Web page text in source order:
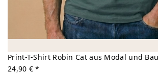
Print-T-Shirt Robin Cat aus Modal und
24,90 € *